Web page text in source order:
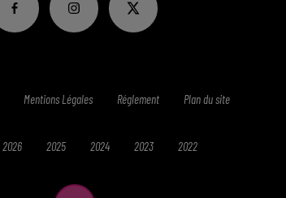
Mentions Légales Réglement Plan du site
2026 2025 2024 2023 2022